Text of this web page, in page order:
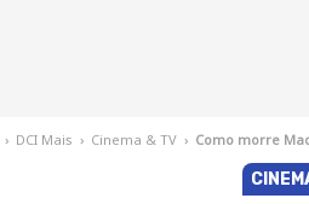
› DCI Mais › Cinema & TV › Como morre